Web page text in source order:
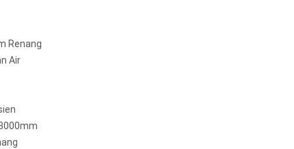
Renang
Air